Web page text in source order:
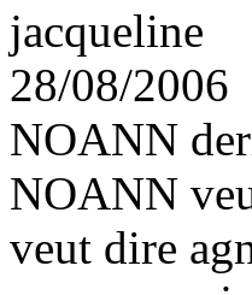
jacqueline
28/08/2006
NOANN
NOANN
veut dire